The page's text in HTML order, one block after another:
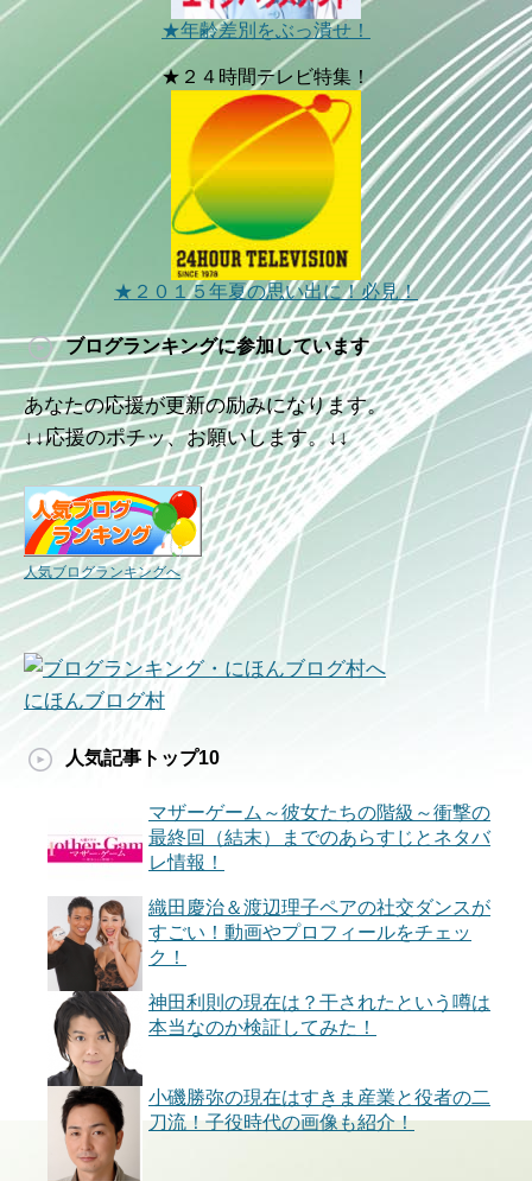
★年齢差別をぶっ潰せ！
★２４時間テレビ特集！
★２０１５年夏の思い出に！必見！
ブログランキングに参加しています
あなたの応援が更新の励みになります。
↓↓応援のポチッ、お願いします。↓↓
人気ブログランキングへ
にほんブログ村
人気記事トップ10
マザーゲーム～彼女たちの階級～衝撃の
最終回（結末）までのあらすじとネタバ
レ情報！
織田慶治＆渡辺理子ペアの社交ダンスが
すごい！動画やプロフィールをチェッ
ク！
神田利則の現在は？干されたという噂は
本当なのか検証してみた！
小磯勝弥の現在はすきま産業と役者の二
刀流！子役時代の画像も紹介！